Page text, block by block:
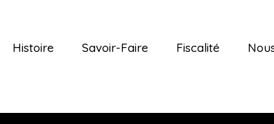
Histoire Savoir-Faire Fiscalité